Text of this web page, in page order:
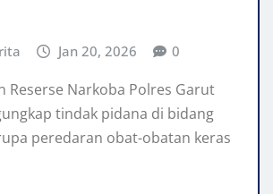
Jan 20, 2026 0
Reserse Narkoba Polres Garut
tindak pidana di bidang
peredaran obat-obatan keras